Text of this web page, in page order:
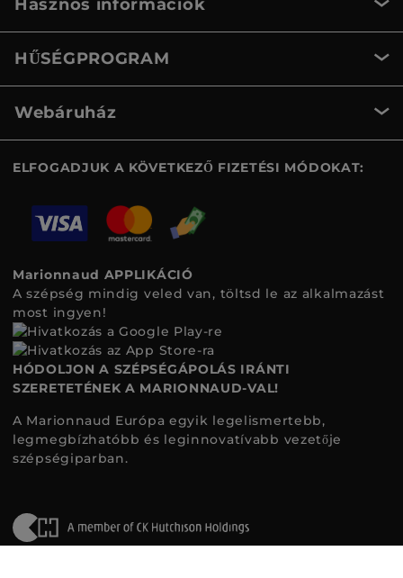
Hasznos információk
HŰSÉGPROGRAM
Webáruház
ELFOGADJUK A KÖVETKEZŐ FIZETÉSI MÓDOKAT:
Marionnaud APPLIKÁCIÓ
A szépség mindig veled van, töltsd le az alkalmazást
most ingyen!
HÓDOLJON A SZÉPSÉGÁPOLÁS IRÁNTI
SZERETETÉNEK A MARIONNAUD-VAL!
A Marionnaud Európa egyik legelismertebb,
legmegbízhatóbb és leginnovatívabb vezetője
szépségiparban.